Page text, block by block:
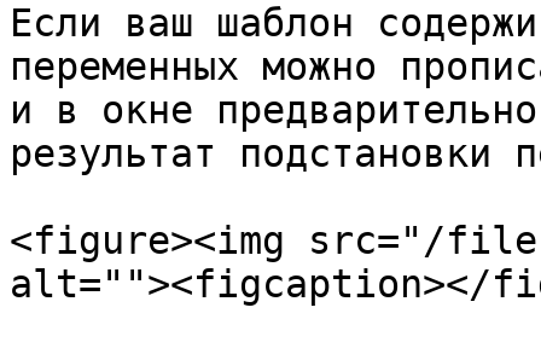
Если ваш шаблон
переменных можно
и в окне
результат подстановки
<figure><img src="/files/
alt=""><figcaption></